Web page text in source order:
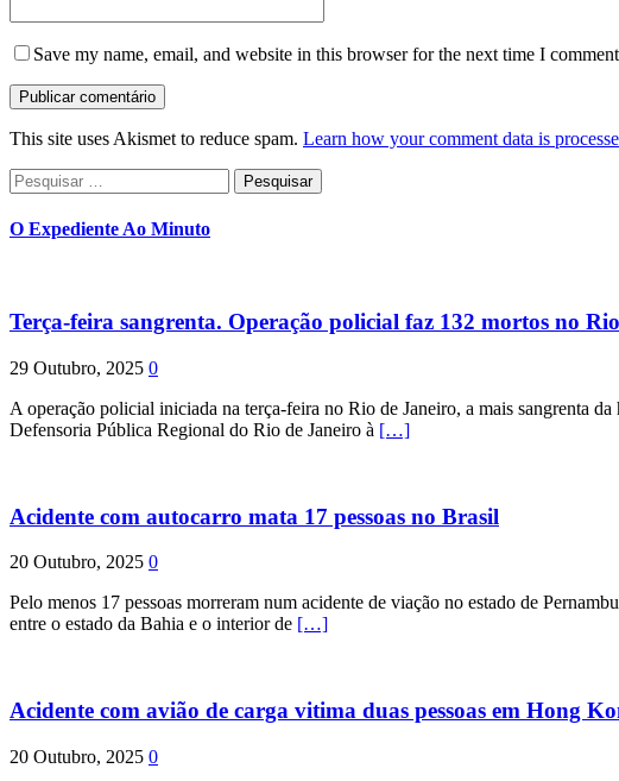
Save my name, email, and website in this browser for the next time I
This site uses Akismet to reduce spam. Learn how your comment data is
Pesquisar
por:
O Expediente Ao Minuto
Terça-feira sangrenta. Operação policial faz 132 mortos no
29 Outubro, 2025 0
A operação policial iniciada na terça-feira no Rio de Janeiro, a mais sangrenta
Defensoria Pública Regional do Rio de Janeiro à […]
Acidente com autocarro mata 17 pessoas no Brasil
20 Outubro, 2025 0
Pelo menos 17 pessoas morreram num acidente de viação no estado de
entre o estado da Bahia e o interior de […]
Acidente com avião de carga vitima duas pessoas em Hong
20 Outubro, 2025 0